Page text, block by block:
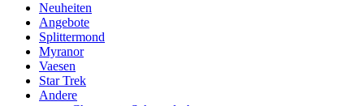
Neuheiten
Angebote
Splittermond
Myranor
Vaesen
Star Trek
Andere